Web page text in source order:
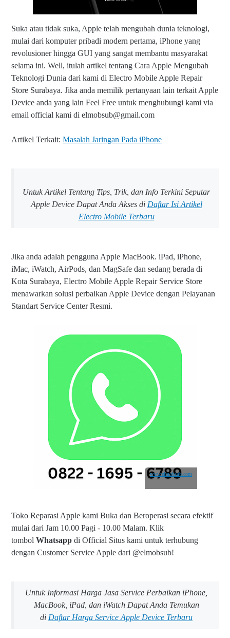
Suka atau tidak suka, Apple telah mengubah dunia teknologi,
mulai dari komputer pribadi modern pertama, iPhone yang
revolusioner hingga GUI yang sangat membantu masyarakat
selama ini. Well, itulah artikel tentang Cara Apple Mengubah
Teknologi Dunia dari kami di Electro Mobile Apple Repair
Store Surabaya. Jika anda memilik pertanyaan lain terkait Apple
Device anda yang lain Feel Free untuk menghubungi kami via
email official kami di elmobsub@gmail.com
Artikel Terkait: Masalah Jaringan Pada iPhone
Untuk Artikel Tentang Tips, Trik, dan Info Terkini Seputar
Apple Device Dapat Anda Akses di Daftar Isi Artikel
Electro Mobile Terbaru
Jika anda adalah pengguna Apple MacBook. iPad, iPhone,
iMac, iWatch, AirPods, dan MagSafe dan sedang berada di
Kota Surabaya, Electro Mobile Apple Repair Service Store
menawarkan solusi perbaikan Apple Device dengan Pelayanan
Standart Service Center Resmi.
www.elmobsub.com
Toko Reparasi Apple kami Buka dan Beroperasi secara efektif
mulai dari Jam 10.00 Pagi - 10.00 Malam. Klik
tombol Whatsapp di Official Situs kami untuk terhubung
dengan Customer Service Apple dari @elmobsub!
Untuk Informasi Harga Jasa Service Perbaikan iPhone,
MacBook, iPad, dan iWatch Dapat Anda Temukan
di Daftar Harga Service Apple Device Terbaru